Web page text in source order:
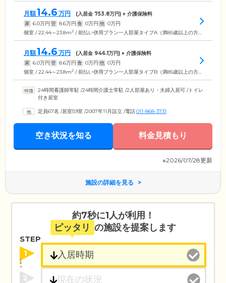
月額14.6 万円 (入居金 753.8万円) + 介護保険料
家 6.0万円 管 8.6万円 食 0万円 他 0万円
個室 / 22.44～23.8m2 / 前払い併用プラン一人部屋タイプA（満85歳以上の方の場合）食費なし
月額14.6 万円 (入居金 946.1万円) + 介護保険料
家 6.0万円 管 8.6万円 食 0万円 他 0万円
個室 / 22.44～23.8m2 / 前払い併用プラン一人部屋タイプB（満85歳以上の方の場合）食費なし
24時間看護師常駐 /24時間介護士常駐 /2人部屋あり・夫婦入居可 /トイレ
付き居室
定員67名 /居室59室 /2007年11月設立 /電話011-868-3731
空き状況を知る 料金見積もり
※2026/07/28更新
施設の詳細を見る
約7秒に1人が利用！
ピッタリ の施設を提案します
STEP
1
2